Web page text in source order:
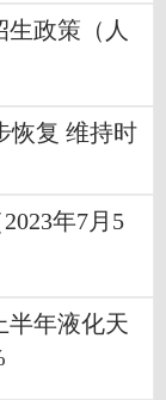
生政策（人
恢复 维持时
年7月5
半年液化天